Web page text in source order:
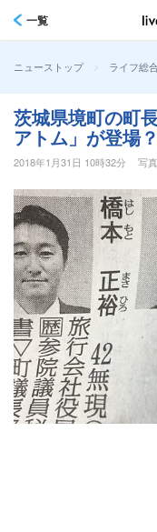
一覧
ニューストップ > ライフ総
茨城県境町の町
アトム」が登場？
2018年1月31日 10時32分
写